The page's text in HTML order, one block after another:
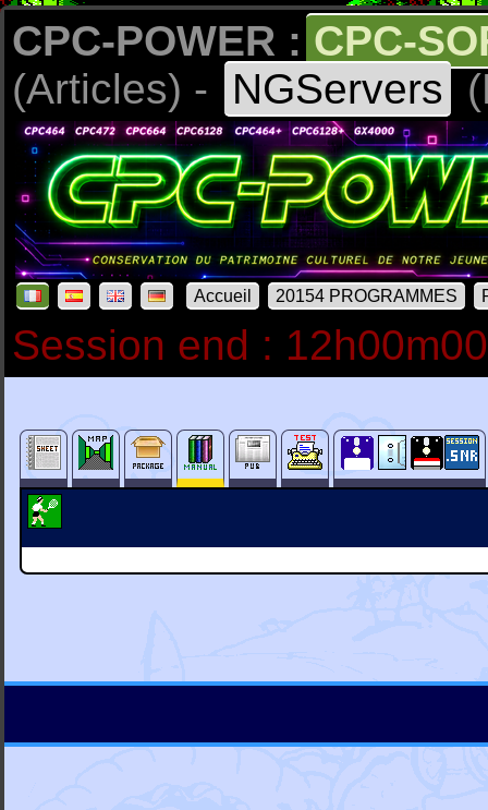
CPC-POWER : CPC-
(Articles) -
NGServers
Accueil 20154 PROGRAMMES
Session end :